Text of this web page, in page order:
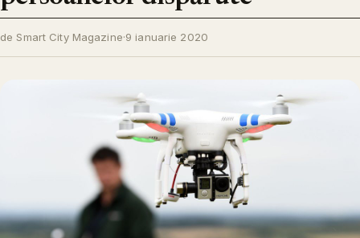
de Smart City Magazine·9 ianuarie 2020